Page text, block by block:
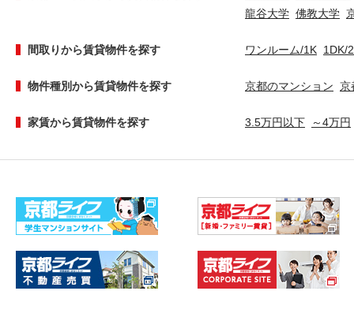
龍谷大学 佛教大学
間取りから賃貸物件を探す ワンルーム/1K 1DK/
物件種別から賃貸物件を探す 京都のマンション 京
家賃から賃貸物件を探す 3.5万円以下 ～4万円